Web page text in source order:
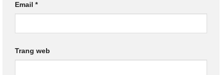
Email *
Trang web